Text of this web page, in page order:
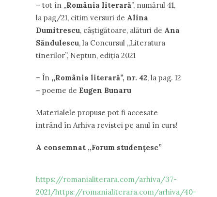
– tot în ,,România literară”, numărul 41,
la pag/21, citim versuri de Alina
Dumitrescu, câștigătoare, alături de Ana
Săndulescu, la Concursul ,,Literatura
tinerilor”, Neptun, ediția 2021
– În ,,România literară”, nr. 42, la pag. 12
– poeme de Eugen Bunaru
Materialele propuse pot fi accesate
intrând în Arhiva revistei pe anul în curs!
A consemnat ,,Forum studențesc”
https://romanialiterara.com/arhiva/37-
2021/https://romanialiterara.com/arhiva/40-